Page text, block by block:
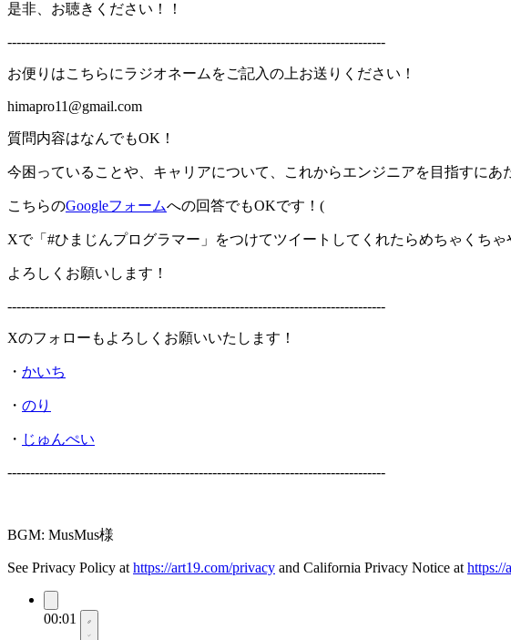
是非、お聴きください！！
-----------------------------------------------------------------------------------
お便りはこちらにラジオネームをご記入の上お送りください！
himapro11@gmail.com
質問内容はなんでもOK！
今困っていることや、キャリアについて、これからエンジニアを目指すに
こちらのGoogleフォームへの回答でもOKです！(
Xで「#ひまじんプログラマー」をつけてツイートしてくれたらめちゃくちゃ
よろしくお願いします！
-----------------------------------------------------------------------------------
Xのフォローもよろしくお願いいたします！
・ かいち
・ のり
・ じゅんぺい
-----------------------------------------------------------------------------------
BGM: MusMus様
See Privacy Policy at https://art19.com/privacy and California Privacy Notice at https://
00:01